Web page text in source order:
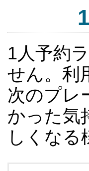
1人予約
せん。利
次のプレ
かった気
しくなる